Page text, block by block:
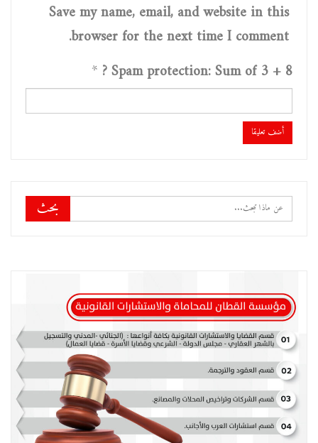
Save my name, email, and website in this
browser for the next time I comment.
Spam protection: Sum of 3 + 8 ?
*